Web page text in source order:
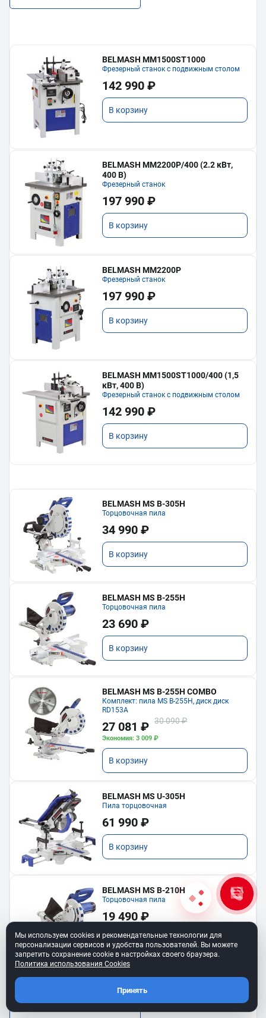
BELMASH MM1500ST1000
Фрезерный станок с подвижным столом
142 990 ₽
В корзину
BELMASH MM2200P/400 (2.2 кВт,
400 В)
Фрезерный станок
197 990 ₽
В корзину
BELMASH MM2200P
Фрезерный станок
197 990 ₽
В корзину
BELMASH MM1500ST1000/400 (1,5
кВт, 400 В)
Фрезерный станок с подвижным столом
142 990 ₽
В корзину
BELMASH MS B-305H
Торцовочная пила
34 990 ₽
В корзину
BELMASH MS B-255H
Торцовочная пила
23 690 ₽
В корзину
BELMASH MS B-255H COMBO
Комплект: пила MS B-255H, диск диск
RD153A
27 081 ₽ 30 090 ₽
Экономия: 3 009 ₽
В корзину
BELMASH MS U-305H
Пила торцовочная
61 990 ₽
В корзину
BELMASH MS B-210H
Торцовочная пила
19 490 ₽
В корзину
Мы используем cookies и рекомендательные технологии для
персонализации сервисов и удобства пользователей. Вы можете
запретить сохранение cookie в настройках своего браузера.
Политика использования Cookies
Принять